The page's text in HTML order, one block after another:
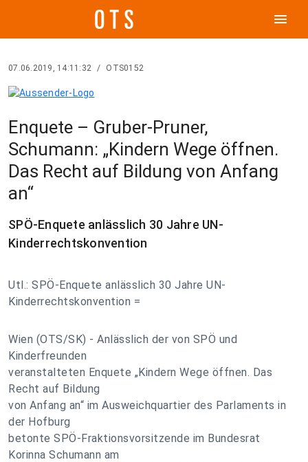
menu
07.06.2019, 14:11:32 / OTS0152
Enquete – Gruber-Pruner,
Schumann: „Kindern Wege öffnen.
Das Recht auf Bildung von Anfang
an“
SPÖ-Enquete anlässlich 30 Jahre UN-
Kinderrechtskonvention
Utl.: SPÖ-Enquete anlässlich 30 Jahre UN-
Kinderrechtskonvention =
Wien (OTS/SK) - Anlässlich der von SPÖ und
Kinderfreunden
veranstalteten Enquete „Kindern Wege öffnen. Das
Recht auf Bildung
von Anfang an“ im Ausweichquartier des Parlaments in
der Hofburg
betonte SPÖ-Fraktionsvorsitzende im Bundesrat
Korinna Schumann am